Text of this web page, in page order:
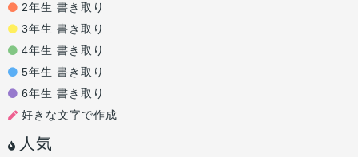
2年生 書き取り
3年生 書き取り
4年生 書き取り
5年生 書き取り
6年生 書き取り
好きな文字で作成
人気